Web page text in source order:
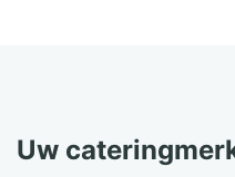
Uw